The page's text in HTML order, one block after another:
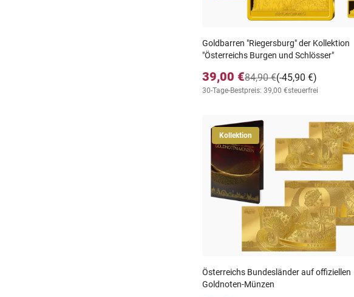
Goldbarren "Riegersburg" der Kollektion
"Österreichs Burgen und Schlösser"
39,00 € (-45,90 €)
84,90 €
30-Tage-Bestpreis: 39,00 €steuerfrei
Kollektion
Österreichs Bundesländer auf offiziellen
Goldnoten-Münzen